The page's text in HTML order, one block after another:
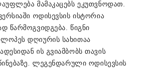
მამაკაცებს ეკუთვნოდათ.
ოდისევსის ისტორია
წარმოგვიდგება. წიგნი
დღიურის სახითაა
ის გვიამბობს თავის
ლეგენდარული ოდისევსის